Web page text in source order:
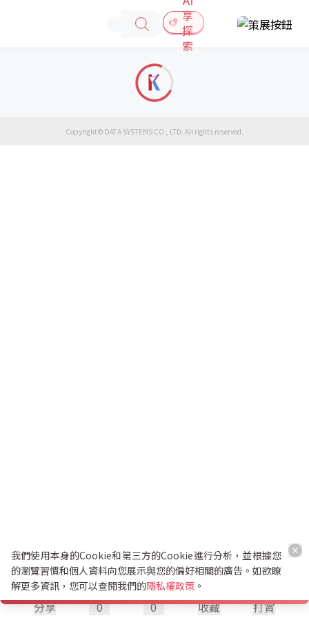
享
探
索
分享 0 0 收藏 打賞
Copyright© DATA SYSTEMS CO., LTD. All rights reserved.
我們使用本身的Cookie和第三方的Cookie進行分析，並根據您
的瀏覽習慣和個人資料向您展示與您的偏好相關的廣告。如欲瞭
解更多資訊，您可以查閱我們的隱私權政策 。